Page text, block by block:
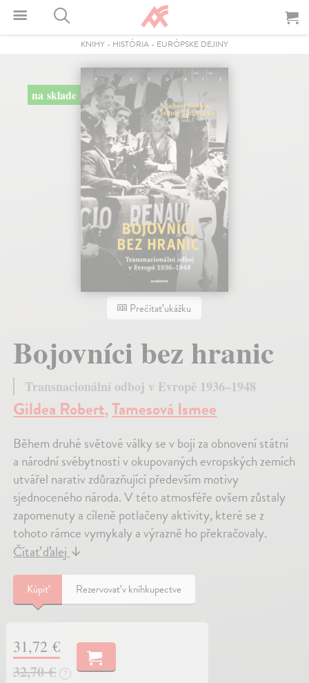
KNIHY - HISTÓRIA - EURÓPSKE DEJINY
na sklade
Prečítať ukážku
Bojovníci bez hranic
Transnacionální odboj v Evropě 1936–1948
Gildea Robert,Tamesová Ismee
Během druhé světové války se v boji za obnovení státní
a národní svébytnosti v okupovaných evropských zemích
utvářel narativ zdůrazňující především motivy
sjednoceného národa. V této atmosféře ovšem zůstaly
zapomenuty a cíleně potlačeny aktivity, které se z
tohoto rámce vymykaly a výrazně ho překračovaly.
Čítať ďalej↓
Kúpiť Rezervovať v kníhkupectve
31,72 €
32,70 €
?